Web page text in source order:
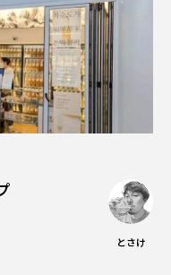
とさけ